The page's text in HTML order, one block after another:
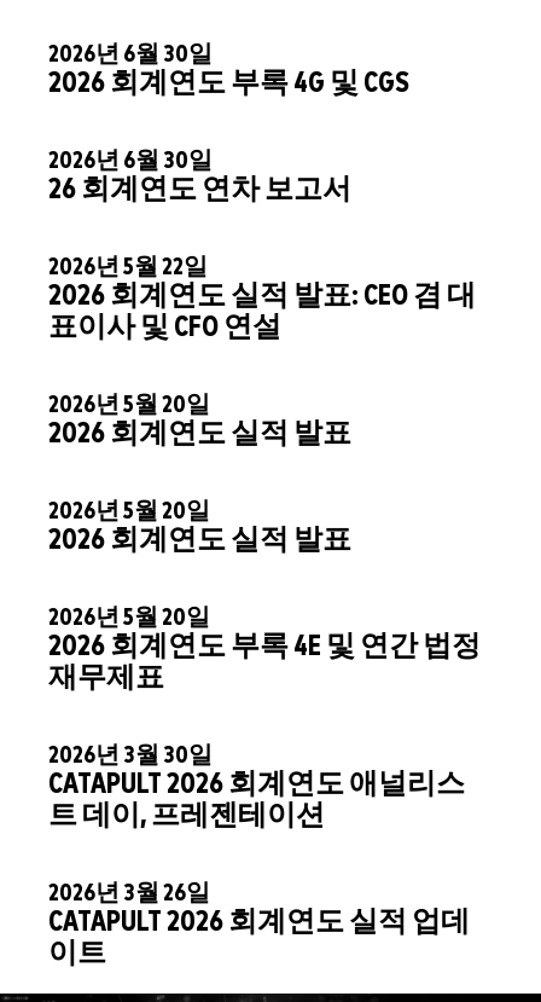
2026년 6월 30일
2026 회계연도 부록 4G 및 CGS
2026년 6월 30일
26 회계연도 연차 보고서
2026년 5월 22일
2026 회계연도 실적 발표: CEO 겸 대
표이사 및 CFO 연설
2026년 5월 20일
2026 회계연도 실적 발표
2026년 5월 20일
2026 회계연도 실적 발표
2026년 5월 20일
2026 회계연도 부록 4E 및 연간 법정
재무제표
2026년 3월 30일
CATAPULT 2026 회계연도 애널리스
트 데이, 프레젠테이션
2026년 3월 26일
CATAPULT 2026 회계연도 실적 업데
이트